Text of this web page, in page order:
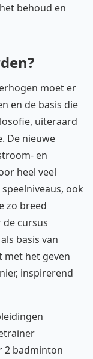
behoud en
moet er
en de basis die
uiteraard
De nieuwe
en
heel veel
ook
zo breed
cursus
basis van
met het geven
inspirerend
2 badminton